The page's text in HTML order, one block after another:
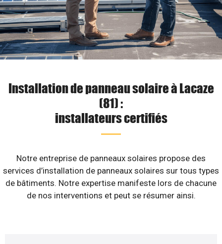
Installation de panneau solaire à Lacaze
(81) :
installateurs certifiés
Notre entreprise de panneaux solaires propose des
services d’installation de panneaux solaires sur tous types
de bâtiments. Notre expertise manifeste lors de chacune
de nos interventions et peut se résumer ainsi.